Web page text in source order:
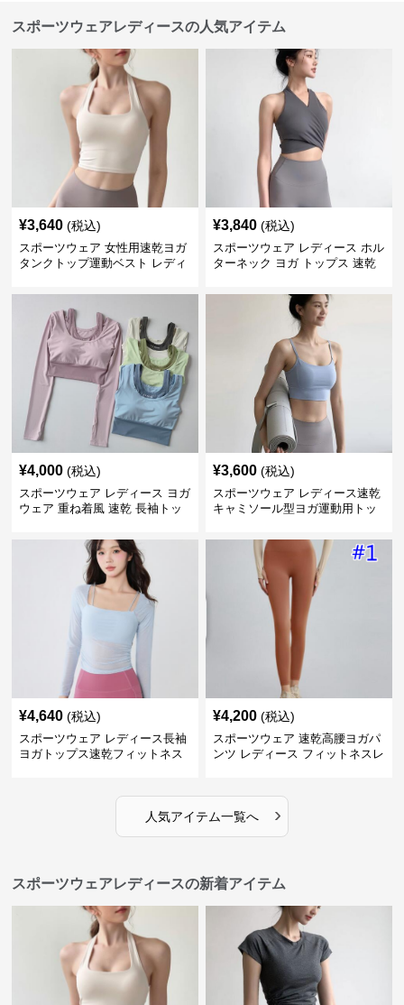
スポーツウェアレディースの人気アイテム
¥3,640 (税込)
スポーツウェア 女性用速乾ヨガ
タンクトップ運動ベスト レディ
¥3,840 (税込)
スポーツウェア レディース ホル
ターネック ヨガ トップス 速乾
¥4,000 (税込)
スポーツウェア レディース ヨガ
ウェア 重ね着風 速乾 長袖トッ
¥3,600 (税込)
スポーツウェア レディース速乾
キャミソール型ヨガ運動用トッ
¥4,640 (税込)
スポーツウェア レディース長袖
ヨガトップス速乾フィットネス
¥4,200 (税込)
スポーツウェア 速乾高腰ヨガパ
ンツ レディース フィットネスレ
人気アイテム一覧へ ›
スポーツウェアレディースの新着アイテム